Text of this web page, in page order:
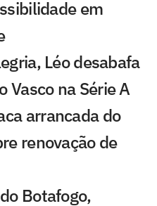
em
Léo desabafa
Vasco na Série A
arrancada do
renovação de
Botafogo,